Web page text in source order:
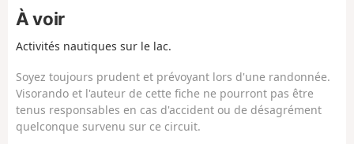
À voir
Activités nautiques sur le lac.
Soyez toujours prudent et prévoyant lors d'une randonnée.
Visorando et l'auteur de cette fiche ne pourront pas être
tenus responsables en cas d'accident ou de désagrément
quelconque survenu sur ce circuit.